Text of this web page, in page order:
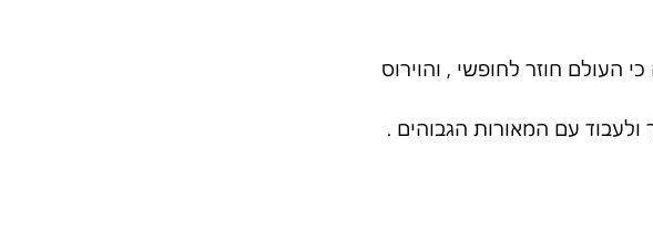
העולם חוזר לחופשי , והוירוס